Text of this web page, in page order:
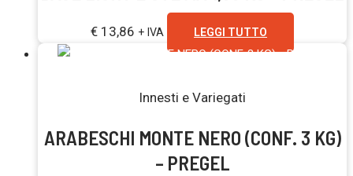
€ 13,86 + IVA LEGGI TUTTO
Innesti e Variegati
ARABESCHI MONTE NERO (CONF. 3 KG)
– PREGEL